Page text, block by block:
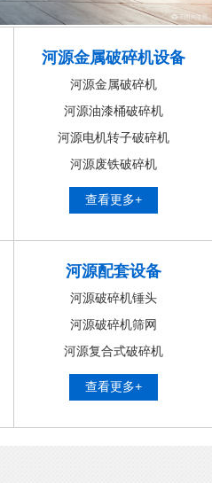
河源金属破碎机设备
河源金属破碎机
河源油漆桶破碎机
河源电机转子破碎机
河源废铁破碎机
查看更多+
河源配套设备
河源破碎机锤头
河源破碎机筛网
河源复合式破碎机
查看更多+